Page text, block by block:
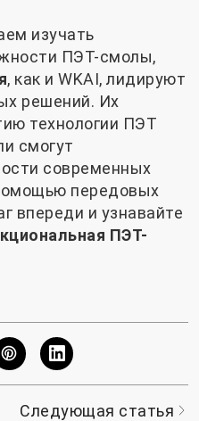
изучать
ПЭТ-смолы,
, как и WKAI, лидируют
решений. Их
технологии ПЭТ
смогут
современных
передовых
впереди и узнавайте
ПЭТ-
Следующая статья